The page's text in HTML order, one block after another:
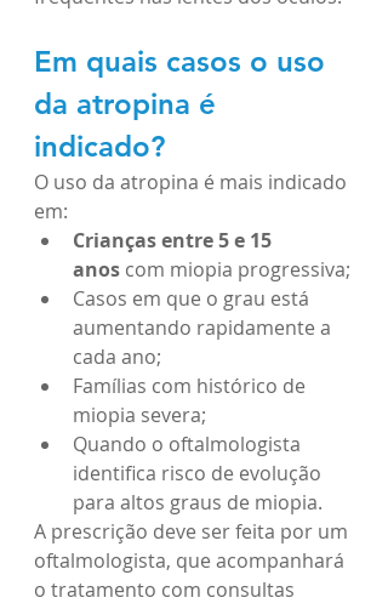
Em quais casos o uso
da atropina é
indicado?
O uso da atropina é mais indicado
em:
Crianças entre 5 e 15
anos com miopia progressiva;
Casos em que o grau está
aumentando rapidamente a
cada ano;
Famílias com histórico de
miopia severa;
Quando o oftalmologista
identifica risco de evolução
para altos graus de miopia.
A prescrição deve ser feita por um
oftalmologista, que acompanhará
o tratamento com consultas